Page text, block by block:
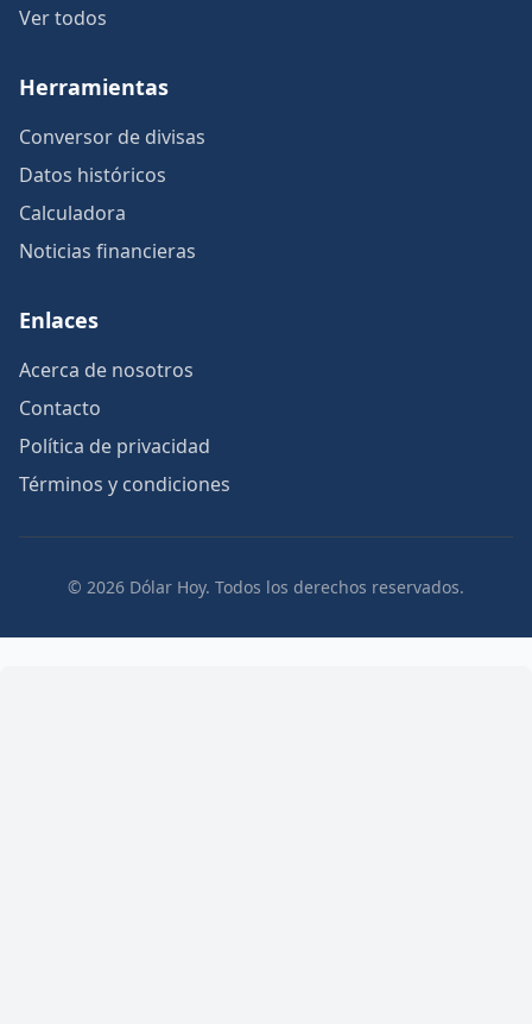
Ver todos
Herramientas
Conversor de divisas
Datos históricos
Calculadora
Noticias financieras
Enlaces
Acerca de nosotros
Contacto
Política de privacidad
Términos y condiciones
© 2026 Dólar Hoy. Todos los derechos reservados.